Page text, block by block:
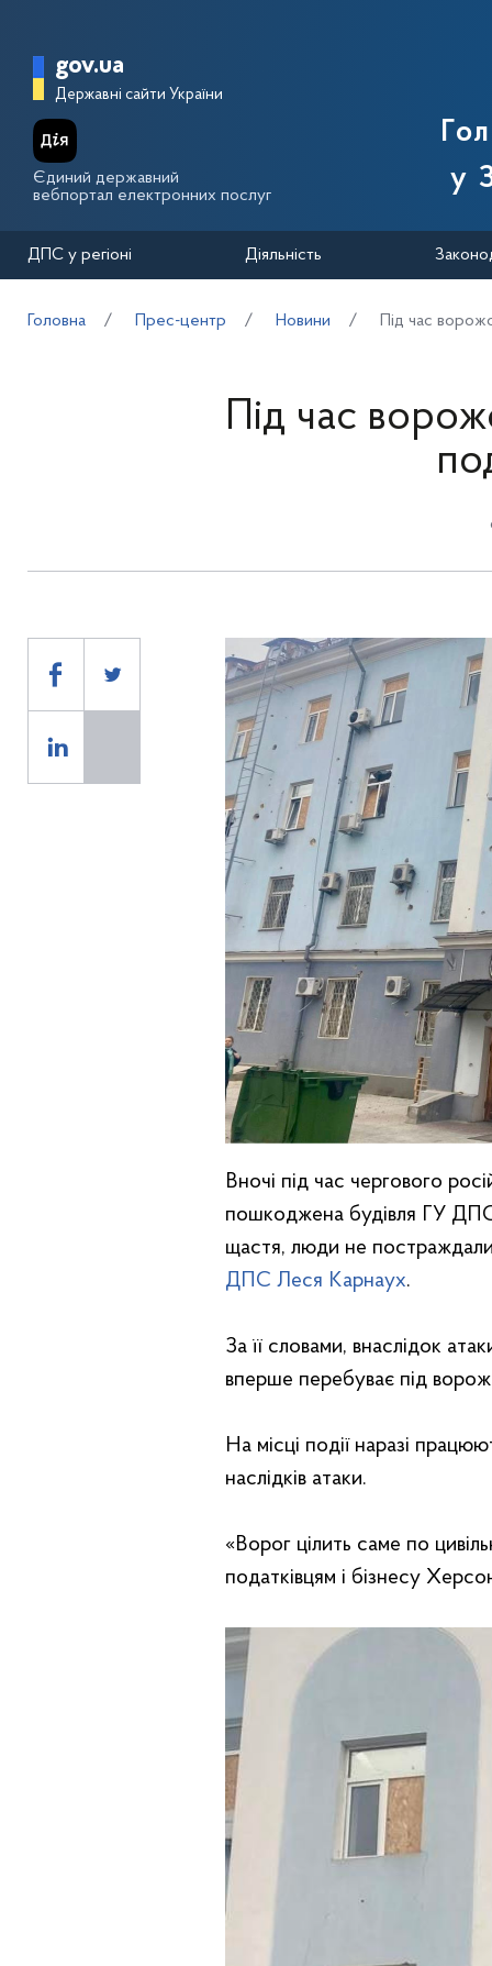
Головна сторінка Державної
gov.ua
Державні сайти України
Єдиний державний
вебпортал електронних послуг
у
ДПС у регіоні Діяльність
Головна Прес-центр Новини Під час
Під час
Вночі під час чергового
пошкоджена будівля ГУ
щастя, люди не
ДПС Леся Карнаух.
За її словами, внаслідок
вперше перебуває під
На місці події наразі
наслідків атаки.
«Ворог цілить саме по
податківцям і бізнесу